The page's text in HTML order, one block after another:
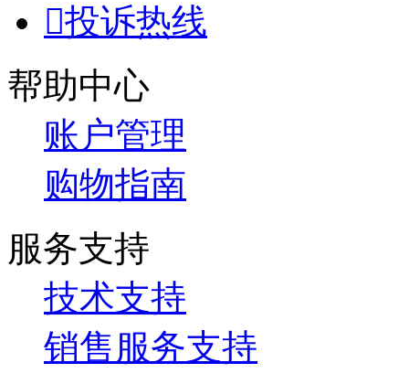
投诉热线
帮助中心
账户管理
购物指南
服务支持
技术支持
销售服务支持